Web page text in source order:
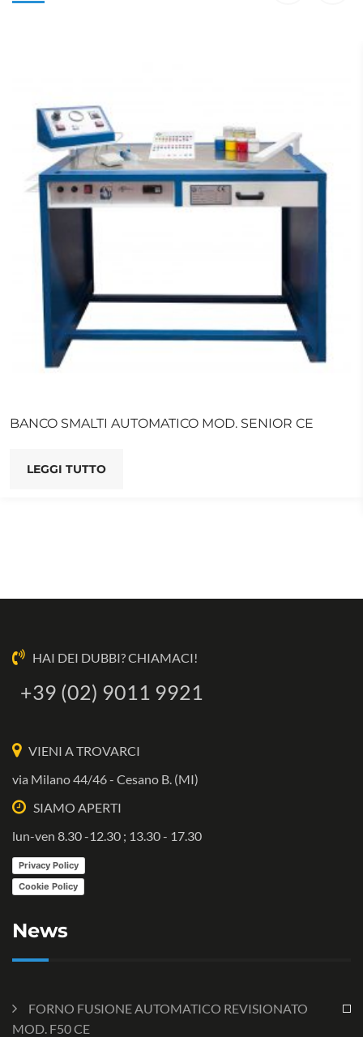
BANCO SMALTI AUTOMATICO MOD. SENIOR CE
LEGGI TUTTO
HAI DEI DUBBI? CHIAMACI!
+39 (02) 9011 9921
VIENI A TROVARCI
via Milano 44/46 - Cesano B. (MI)
SIAMO APERTI
lun-ven 8.30 -12.30 ; 13.30 - 17.30
Privacy Policy
Cookie Policy
News
FORNO FUSIONE AUTOMATICO REVISIONATO
MOD. F50 CE